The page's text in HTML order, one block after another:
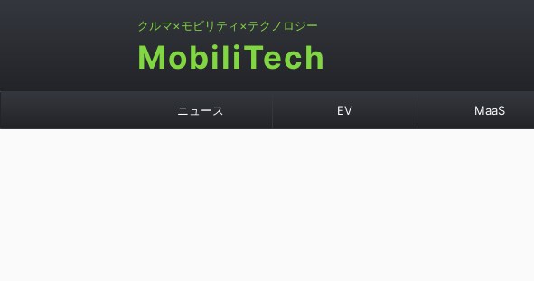
クルマ×モビリティ×テクノロジー
MobiliTech
ニュース EV MaaS